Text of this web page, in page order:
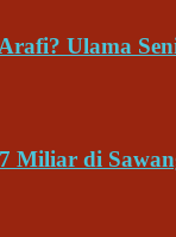
Ulama
Miliar di